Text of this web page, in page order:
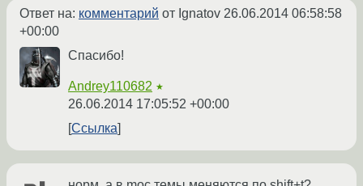
Ответ на: комментарий от Ignatov 26.06.2014 06:58:58
+00:00
Спасибо!
Andrey110682 ★
26.06.2014 17:05:52 +00:00
Ссылка